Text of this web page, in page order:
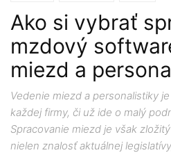
Ako si vybrať
mzdový
miezd a
Vedenie miezd a personalistiky
každej firmy, či už ide o malý
Spracovanie miezd je však
nielen znalosť aktuálnej